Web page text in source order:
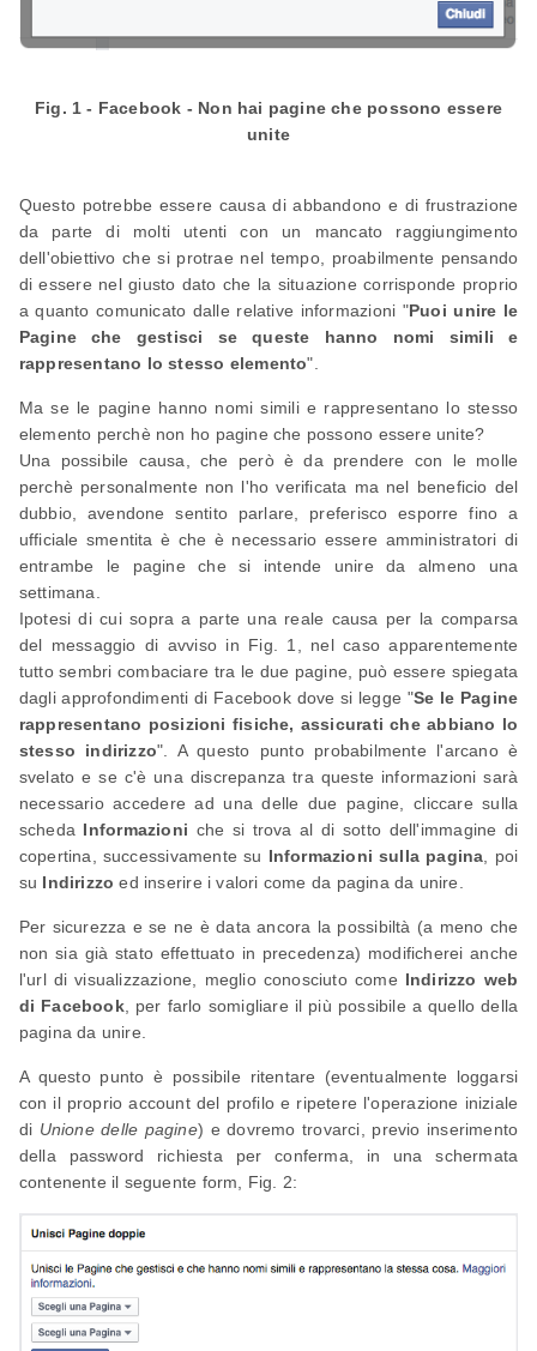
Fig. 1 - Facebook - Non hai pagine che possono essere
unite
Questo potrebbe essere causa di abbandono e di frustrazione
da parte di molti utenti con un mancato raggiungimento
dell'obiettivo che si protrae nel tempo, proabilmente pensando
di essere nel giusto dato che la situazione corrisponde proprio
a quanto comunicato dalle relative informazioni "Puoi unire le
Pagine che gestisci se queste hanno nomi simili e
rappresentano lo stesso elemento".
Ma se le pagine hanno nomi simili e rappresentano lo stesso
elemento perchè non ho pagine che possono essere unite?
Una possibile causa, che però è da prendere con le molle
perchè personalmente non l'ho verificata ma nel beneficio del
dubbio, avendone sentito parlare, preferisco esporre fino a
ufficiale smentita è che è necessario essere amministratori di
entrambe le pagine che si intende unire da almeno una
settimana.
Ipotesi di cui sopra a parte una reale causa per la comparsa
del messaggio di avviso in Fig. 1, nel caso apparentemente
tutto sembri combaciare tra le due pagine, può essere spiegata
dagli approfondimenti di Facebook dove si legge "Se le Pagine
rappresentano posizioni fisiche, assicurati che abbiano lo
stesso indirizzo". A questo punto probabilmente l'arcano è
svelato e se c'è una discrepanza tra queste informazioni sarà
necessario accedere ad una delle due pagine, cliccare sulla
scheda Informazioni che si trova al di sotto dell'immagine di
copertina, successivamente su Informazioni sulla pagina, poi
su Indirizzo ed inserire i valori come da pagina da unire.
Per sicurezza e se ne è data ancora la possibiltà (a meno che
non sia già stato effettuato in precedenza) modificherei anche
l'url di visualizzazione, meglio conosciuto come Indirizzo web
di Facebook, per farlo somigliare il più possibile a quello della
pagina da unire.
A questo punto è possibile ritentare (eventualmente loggarsi
con il proprio account del profilo e ripetere l'operazione iniziale
di Unione delle pagine) e dovremo trovarci, previo inserimento
della password richiesta per conferma, in una schermata
contenente il seguente form, Fig. 2: